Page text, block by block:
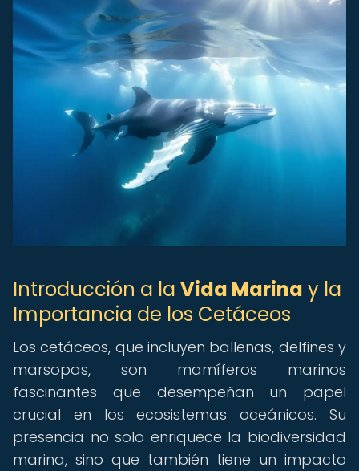
Introducción a la Vida Marina y la
Importancia de los Cetáceos
Los cetáceos, que incluyen ballenas, delfines y
marsopas, son mamíferos marinos
fascinantes que desempeñan un papel
crucial en los ecosistemas oceánicos. Su
presencia no solo enriquece la biodiversidad
marina, sino que también tiene un impacto